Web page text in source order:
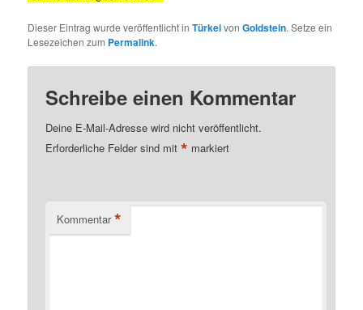
Dieser Eintrag wurde veröffentlicht inTürkeivonGoldstein. Setze ein
Lesezeichen zum Permalink.
Schreibe einen Kommentar
Deine E-Mail-Adresse wird nicht veröffentlicht.
Erforderliche Felder sind mit* markiert
Kommentar *